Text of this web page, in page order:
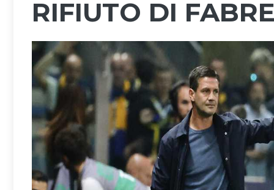
RIFIUTO DI